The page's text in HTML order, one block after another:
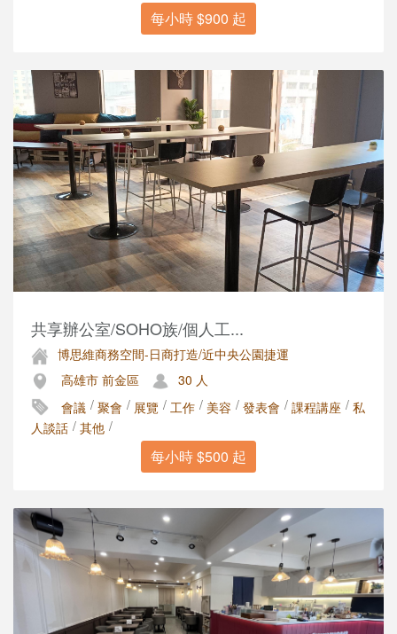
每小時 $900 起
共享辦公室/SOHO族/個人工...
博思維商務空間-日商打造/近中央公園捷運
高雄市 前金區
30 人
會議 / 聚會 / 展覽 / 工作 / 美容 / 發表會 / 課程講座 / 私
人談話 / 其他 /
每小時 $500 起